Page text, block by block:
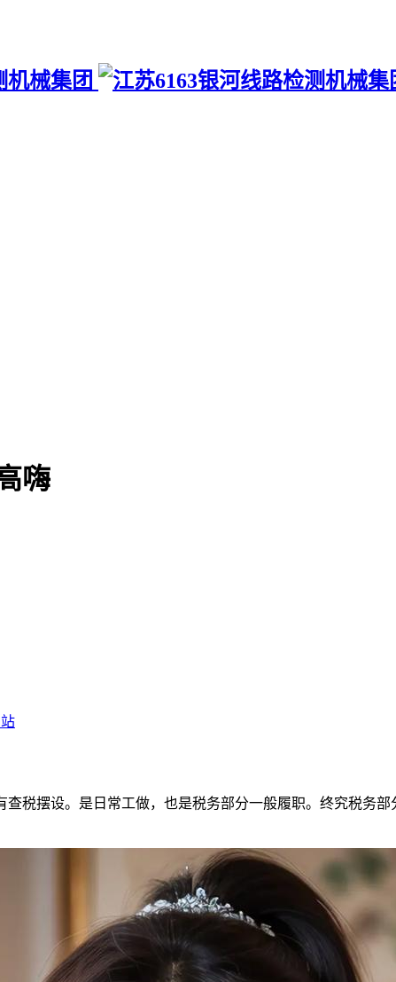
机械集团
嗨
摆设。是日常工做，也是税务部分一般履职。终究税务